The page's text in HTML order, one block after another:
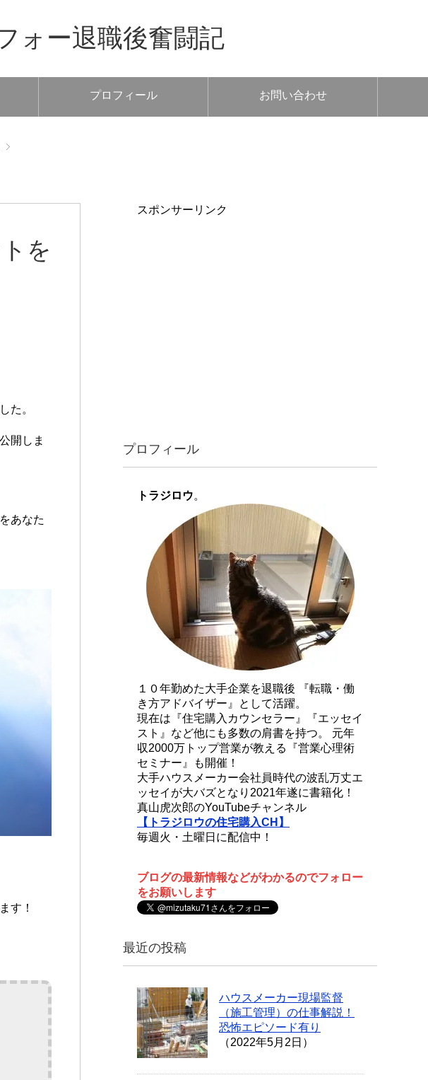
ォー退職後奮闘記
プロフィール お問い合わせ
を
た。
開しま
あなた
す！
スポンサーリンク
プロフィール
トラジロウ。
１０年勤めた大手企業を退職後 『転職・働
き方アドバイザー』として活躍。
現在は『住宅購入カウンセラー』『エッセイ
スト』など他にも多数の肩書を持つ。 元年
収2000万トップ営業が教える『営業心理術
セミナー』も開催！
大手ハウスメーカー会社員時代の波乱万丈エ
ッセイが大バズとなり2021年遂に書籍化！
真山虎次郎のYouTubeチャンネル
【トラジロウの住宅購入CH】
毎週火・土曜日に配信中！
ブログの最新情報などがわかるのでフォロー
をお願いします
最近の投稿
ハウスメーカー現場監督
（施工管理）の仕事解説！
恐怖エピソード有り
（2022年5月2日）